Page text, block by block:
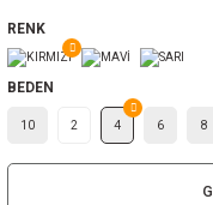
RENK
BEDEN
10 2 4 6 8